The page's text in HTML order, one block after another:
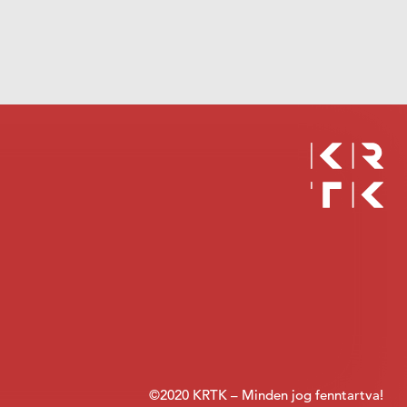
©2020 KRTK – Minden jog fenntartva!